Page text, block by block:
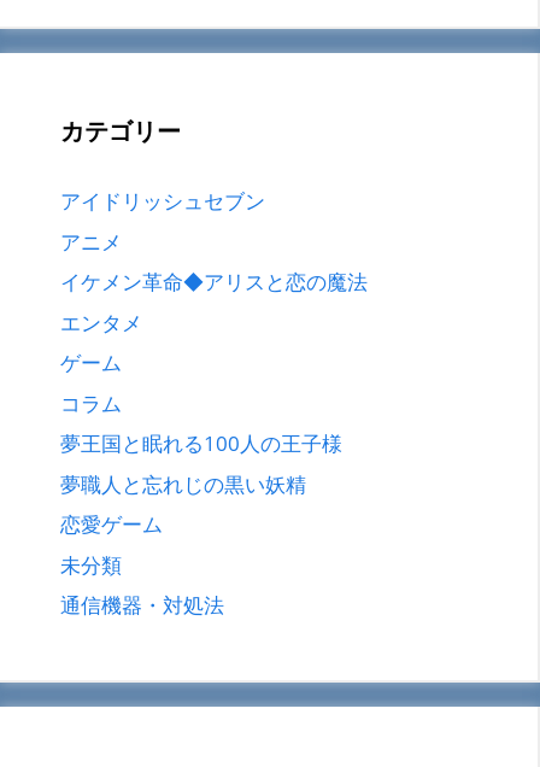
カテゴリー
アイドリッシュセブン
アニメ
イケメン革命◆アリスと恋の魔法
エンタメ
ゲーム
コラム
夢王国と眠れる100人の王子様
夢職人と忘れじの黒い妖精
恋愛ゲーム
未分類
通信機器・対処法